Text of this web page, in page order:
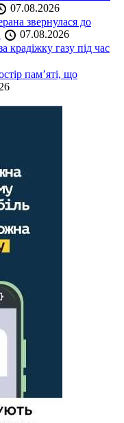
07.08.2026
звернулася до
07.08.2026
крадіжку газу під час
пам’яті, що